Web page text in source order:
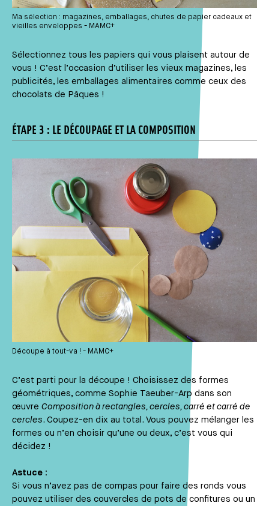
Ma sélection : magazines, emballages, chutes de papier cadeaux et
vieilles enveloppes - MAMC+
Sélectionnez tous les papiers qui vous plaisent autour de
vous ! C’est l’occasion d’utiliser les vieux magazines, les
publicités, les emballages alimentaires comme ceux des
chocolats de Pâques !
ÉTAPE 3 : LE DÉCOUPAGE ET LA COMPOSITION
Découpe à tout-va ! - MAMC+
C’est parti pour la découpe ! Choisissez des formes
géométriques, comme Sophie Taeuber-Arp dans son
œuvre Composition à rectangles, cercles, carré et carré de
cercles. Coupez-en dix au total. Vous pouvez mélanger les
formes ou n’en choisir qu’une ou deux, c’est vous qui
décidez !
Astuce :
Si vous n’avez pas de compas pour faire des ronds vous
pouvez utiliser des couvercles de pots de confitures ou un